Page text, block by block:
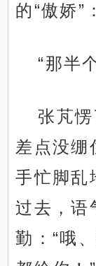
的“傲娇”：
“那半
张芃愣
差点没绷
手忙脚乱
过去，语
勤：“哦